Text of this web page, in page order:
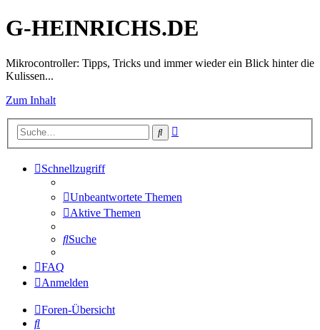
G-HEINRICHS.DE
Mikrocontroller: Tipps, Tricks und immer wieder ein Blick hinter die
Kulissen...
Zum Inhalt
Suche
Schnellzugriff
Unbeantwortete Themen
Aktive Themen
Suche
FAQ
Anmelden
Foren-Übersicht
Suche